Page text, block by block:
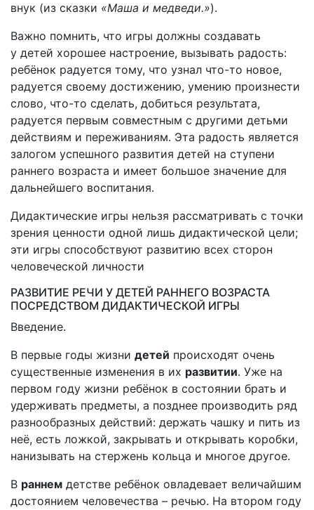
внук (из сказки «Маша и медведи.»).
Важно помнить, что игры должны создавать
у детей хорошее настроение, вызывать радость:
ребёнок радуется тому, что узнал что-то новое,
радуется своему достижению, умению произнести
слово, что-то сделать, добиться результата,
радуется первым совместным с другими детьми
действиям и переживаниям. Эта радость является
залогом успешного развития детей на ступени
раннего возраста и имеет большое значение для
дальнейшего воспитания.
Дидактические игры нельзя рассматривать с точки
зрения ценности одной лишь дидактической цели;
эти игры способствуют развитию всех сторон
человеческой личности
РАЗВИТИЕ РЕЧИ У ДЕТЕЙ РАННЕГО ВОЗРАСТА
ПОСРЕДСТВОМ ДИДАКТИЧЕСКОЙ ИГРЫ
Введение.
В первые годы жизни детей происходят очень
существенные изменения в их развитии. Уже на
первом году жизни ребёнок в состоянии брать и
удерживать предметы, а позднее производить ряд
разнообразных действий: держать чашку и пить из
неё, есть ложкой, закрывать и открывать коробки,
нанизывать на стержень кольца и многое другое.
В раннем детстве ребёнок овладевает величайшим
достоянием человечества – речью. На втором году